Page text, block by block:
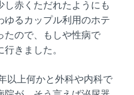
し赤くただれたようにも
ゆるカップル利用のホテ
たので、もしや性病で
きました。
以上何かと外科や内科で